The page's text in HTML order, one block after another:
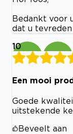
Bedankt voor
dat u tevreden
10
Een mooi
Goede
uitstekende
Beveelt aan